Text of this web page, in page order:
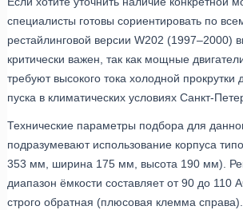
специалисты готовы сориентировать по
рестайлинговой версии W202 (1997–2000)
критически важен, так как мощные
требуют высокого тока холодной прокрутки
пуска в климатических условиях Санкт-
Технические параметры подбора для
подразумевают использование корпуса
353 мм, ширина 175 мм, высота 190 мм).
диапазон ёмкости составляет от 90 до 110
строго обратная (плюсовая клемма